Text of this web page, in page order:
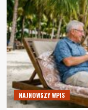
NAJNOWSZY WPIS